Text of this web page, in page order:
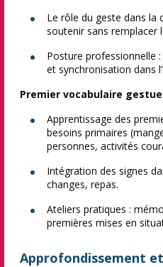
Le rôle du geste dans la
soutenir sans remplacer
Posture professionnelle
et synchronisation dans
Premier vocabulaire
Apprentissage des
besoins primaires
personnes, activités
Intégration des signes
changes, repas.
Ateliers pratiques :
premières mises en
Approfondissement